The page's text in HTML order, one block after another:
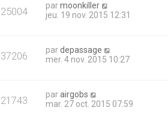
25004 parmoonkiller
jeu. 19 nov. 2015 12:31
37206 pardepassage
mer. 4 nov. 2015 10:27
21743 parairgobs
mar. 27 oct. 2015 07:59